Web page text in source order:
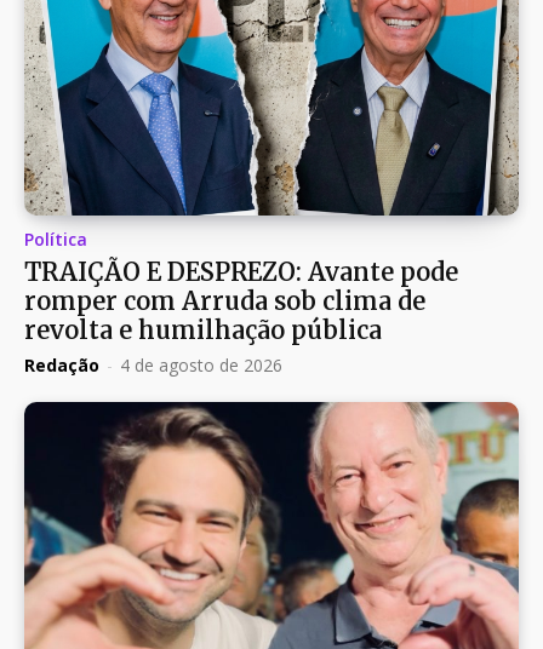
Política
TRAIÇÃO E DESPREZO: Avante pode
romper com Arruda sob clima de
revolta e humilhação pública
Redação - 4 de agosto de 2026